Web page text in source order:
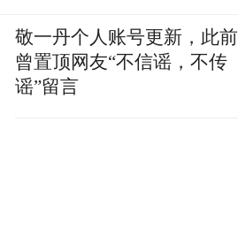
敬一丹个人账号更新，此前
曾置顶网友“不信谣，不传
谣”留言